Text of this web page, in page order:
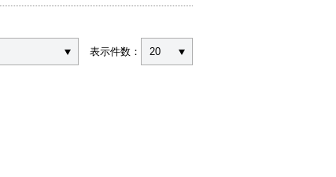
表示件数： 20